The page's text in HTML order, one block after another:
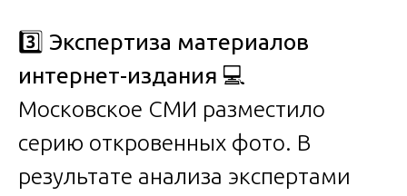
3️⃣ Экспертиза материалов
интернет-издания 💻
Московское СМИ разместило
серию откровенных фото. В
результате анализа экспертами